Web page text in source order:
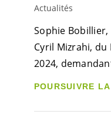
Actualités
Sophie Bobillier,
Cyril Mizrahi,
2024,
POURSUIVRE